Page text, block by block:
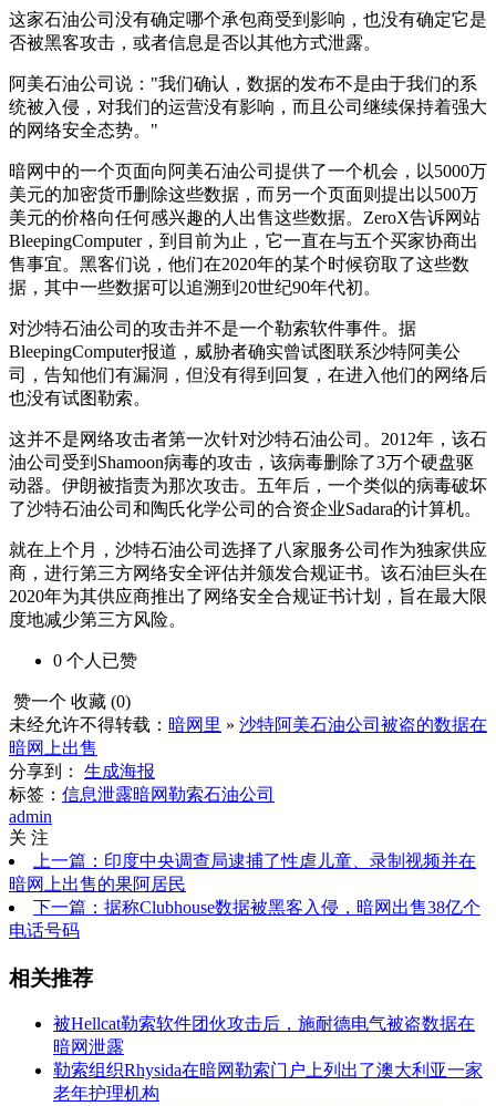
这家石油公司没有确定哪个承包商受到影响，也没有确定它是
否被黑客攻击，或者信息是否以其他方式泄露。
阿美石油公司说："我们确认，数据的发布不是由于我们的系
统被入侵，对我们的运营没有影响，而且公司继续保持着强大
的网络安全态势。"
暗网中的一个页面向阿美石油公司提供了一个机会，以5000万
美元的加密货币删除这些数据，而另一个页面则提出以500万
美元的价格向任何感兴趣的人出售这些数据。ZeroX告诉网站
BleepingComputer，到目前为止，它一直在与五个买家协商出
售事宜。黑客们说，他们在2020年的某个时候窃取了这些数
据，其中一些数据可以追溯到20世纪90年代初。
对沙特石油公司的攻击并不是一个勒索软件事件。据
BleepingComputer报道，威胁者确实曾试图联系沙特阿美公
司，告知他们有漏洞，但没有得到回复，在进入他们的网络后
也没有试图勒索。
这并不是网络攻击者第一次针对沙特石油公司。2012年，该石
油公司受到Shamoon病毒的攻击，该病毒删除了3万个硬盘驱
动器。伊朗被指责为那次攻击。五年后，一个类似的病毒破坏
了沙特石油公司和陶氏化学公司的合资企业Sadara的计算机。
就在上个月，沙特石油公司选择了八家服务公司作为独家供应
商，进行第三方网络安全评估并颁发合规证书。该石油巨头在
2020年为其供应商推出了网络安全合规证书计划，旨在最大限
度地减少第三方风险。
0 个人 已赞
赞一个 收藏 (0)
未经允许不得转载： 暗网里 » 沙特阿美石油公司被盗的数据在
暗网上出售
分享到：
生成海报
标签： 信息泄露暗网勒索石油公司
admin
关 注
上一篇：印度中央调查局逮捕了性虐儿童、录制视频并在
暗网上出售的果阿居民
下一篇：据称Clubhouse数据被黑客入​​侵，暗网出售38亿个
电话号码
相关推荐
被Hellcat勒索软件团伙攻击后，施耐德电气被盗数据在
暗网泄露
勒索组织Rhysida在暗网勒索门户上列出了澳大利亚一家
老年护理机构